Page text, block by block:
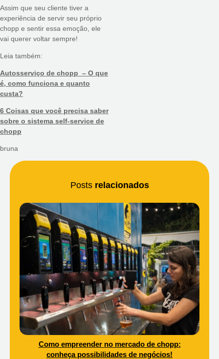
Assim que seu cliente tiver a
experiência de servir seu próprio
chopp e sentir essa emoção, ele
vai querer voltar sempre!
Leia também:
Autosserviço de chopp – O que
é, como funciona e quanto
custa?
6 Coisas que você precisa saber
sobre o sistema self-service de
chopp
bruna
Posts relacionados
Como empreender no mercado de chopp:
conheça possibilidades de negócios!